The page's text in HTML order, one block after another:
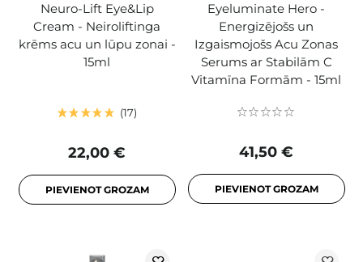
Neuro-Lift Eye&Lip
Cream - Neiroliftinga
krēms acu un lūpu zonai -
15ml
17
22,00 €
PIEVIENOT GROZAM
Eyeluminate Hero -
Energizējošs un
Izgaismojošs Acu Zonas
Serums ar Stabilām C
Vitamīna Formām - 15ml
41,50 €
PIEVIENOT GROZAM